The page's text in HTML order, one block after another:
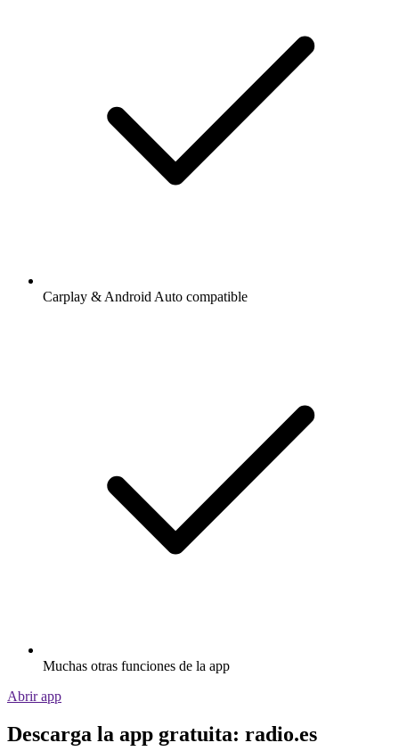
Carplay & Android Auto compatible
Muchas otras funciones de la app
Abrir app
Descarga la app gratuita: radio.es